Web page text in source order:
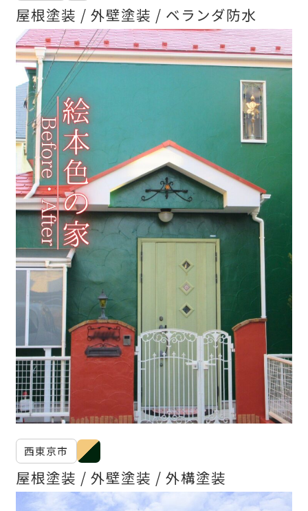
屋根塗装 外壁塗装 ベランダ防水
西東京市
屋根塗装 外壁塗装 外構塗装